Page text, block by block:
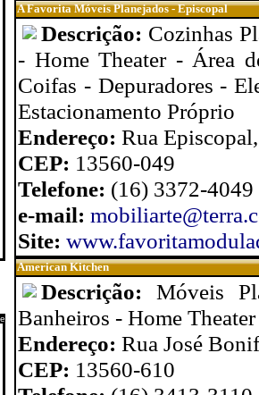
A Favorita Móveis Planejados - Episcopal
Descrição: Cozinhas
- Home Theater - Área
Coifas - Depuradores -
Estacionamento Próprio
Endereço: Rua
CEP: 13560-049
Telefone: (16) 3372-4049
e-mail:
Site:
American Kitchen
Descrição: Móveis
Banheiros - Home
Endereço: Rua José
CEP: 13560-610